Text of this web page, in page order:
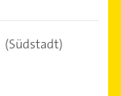
(Südstadt)